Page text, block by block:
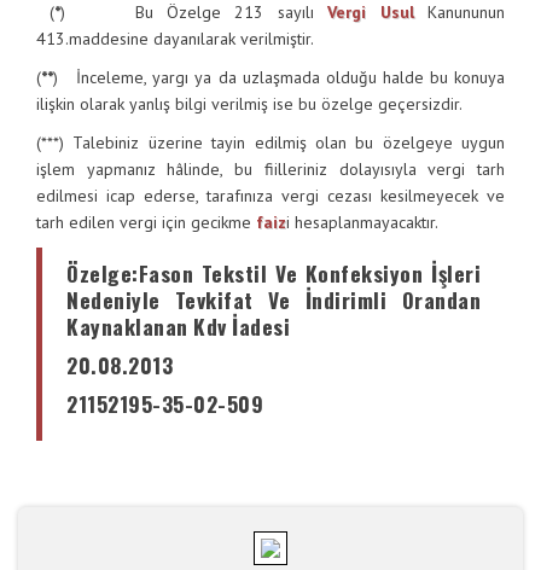
(*) Bu Özelge 213 sayılıVergi UsulKanununun
413.maddesine dayanılarak verilmiştir.
(**) İnceleme, yargı ya da uzlaşmada olduğu halde bu konuya
ilişkin olarak yanlış bilgi verilmiş ise bu özelge geçersizdir.
(***) Talebiniz üzerine tayin edilmiş olan bu özelgeye uygun
işlem yapmanız hâlinde, bu fiilleriniz dolayısıyla vergi tarh
edilmesi icap ederse, tarafınıza vergi cezası kesilmeyecek ve
tarh edilen vergi için gecikme faizi hesaplanmayacaktır.
Özelge:Fason Tekstil Ve Konfeksiyon İşleri
Nedeniyle Tevkifat Ve İndirimli Orandan
Kaynaklanan Kdv İadesi
20.08.2013
21152195-35-02-509